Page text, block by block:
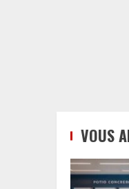
VOUS